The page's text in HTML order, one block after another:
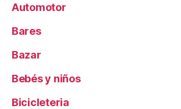
Automotor
Bares
Bazar
Bebés y niños
Bicicleteria